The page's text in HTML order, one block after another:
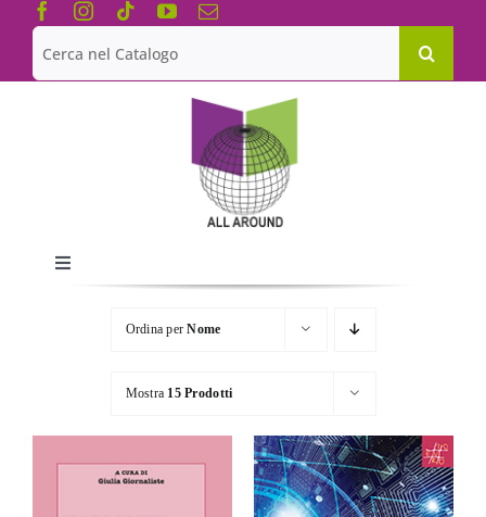
Salta
contenuto
Cerca
per:
Toggle
Navigation
Chi siamo
Le Collane
Catalogo
Ordina perNome
Mostra 15 Prodotti